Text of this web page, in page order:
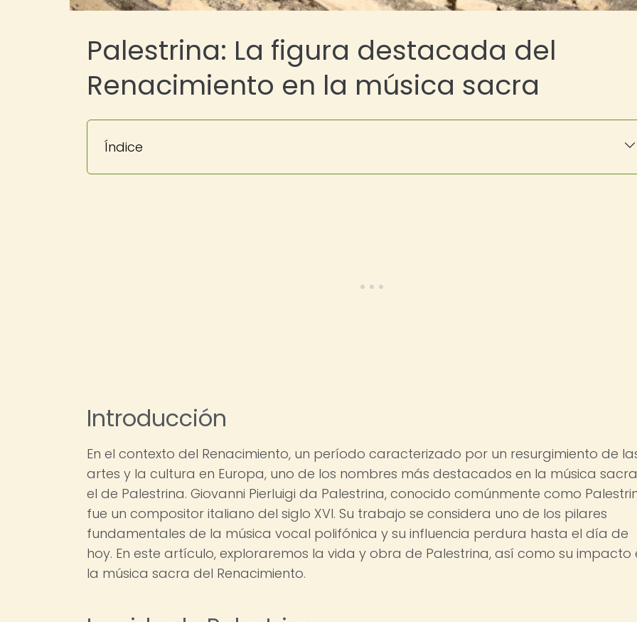
Palestrina: La figura destacada del
Renacimiento en la música sacra
Índice
Introducción
En el contexto del Renacimiento, un período caracterizado por un resurgimiento de
artes y la cultura en Europa, uno de los nombres más destacados en la música
el de Palestrina. Giovanni Pierluigi da Palestrina, conocido comúnmente como
fue un compositor italiano del siglo XVI. Su trabajo se considera uno de los pilares
fundamentales de la música vocal polifónica y su influencia perdura hasta el día de
hoy. En este artículo, exploraremos la vida y obra de Palestrina, así como su impacto
la música sacra del Renacimiento.